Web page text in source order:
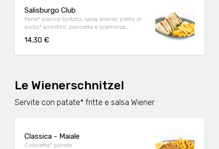
Salisburgo Club
Pane* bianco tostato, salsa Wiener, petto di
pollo* arrostito, pancetta e scamorza
salsa Wiener
14.30 €
Le Wienerschnitzel
Servite con patate* fritte e salsa Wiener
Classica - Maiale
Cotoletta* panata